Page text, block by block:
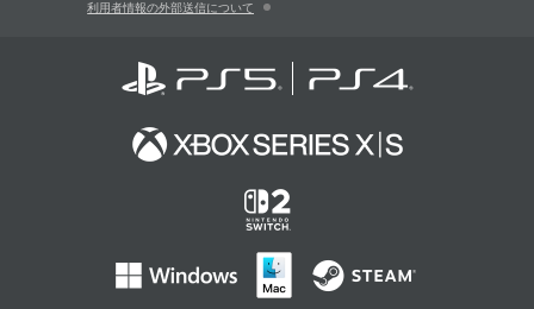
利用者情報の外部送信について